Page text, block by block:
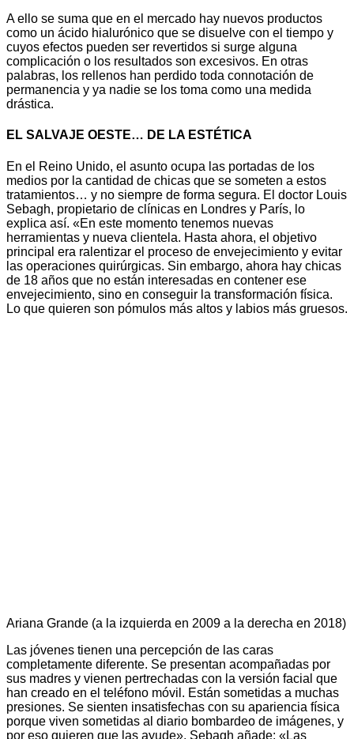
A ello se suma que en el mercado hay nuevos productos
como un ácido hialurónico que se disuelve con el tiempo y
cuyos efectos pueden ser revertidos si surge alguna
complicación o los resultados son excesivos. En otras
palabras, los rellenos han perdido toda connotación de
permanencia y ya nadie se los toma como una medida
drástica.
EL SALVAJE OESTE… DE LA ESTÉTICA
En el Reino Unido, el asunto ocupa las portadas de los
medios por la cantidad de chicas que se someten a estos
tratamientos… y no siempre de forma segura. El doctor Louis
Sebagh, propietario de clínicas en Londres y París, lo
explica así. «En este momento tenemos nuevas
herramientas y nueva clientela. Hasta ahora, el objetivo
principal era ralentizar el proceso de envejecimiento y evitar
las operaciones quirúrgicas. Sin embargo, ahora hay chicas
de 18 años que no están interesadas en contener ese
envejecimiento, sino en conseguir la transformación física.
Lo que quieren son pómulos más altos y labios más gruesos.
Ariana Grande (a la izquierda en 2009 a la derecha en 2018)
Las jóvenes tienen una percepción de las caras
completamente diferente. Se presentan acompañadas por
sus madres y vienen pertrechadas con la versión facial que
han creado en el teléfono móvil. Están sometidas a muchas
presiones. Se sienten insatisfechas con su apariencia física
porque viven sometidas al diario bombardeo de imágenes, y
por eso quieren que las ayude». Sebagh añade: «Las